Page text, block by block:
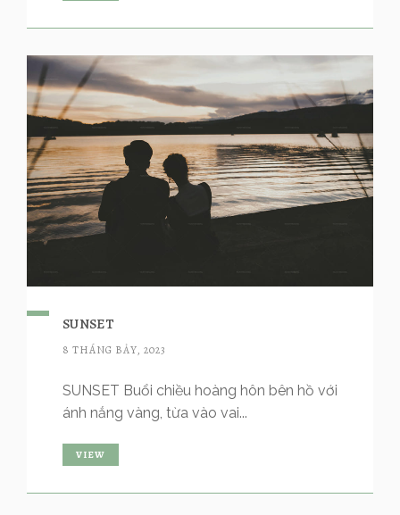
SUNSET
8 THÁNG BẢY, 2023
SUNSET Buổi chiều hoàng hôn bên hồ với
ánh nắng vàng, từa vào vai...
VIEW